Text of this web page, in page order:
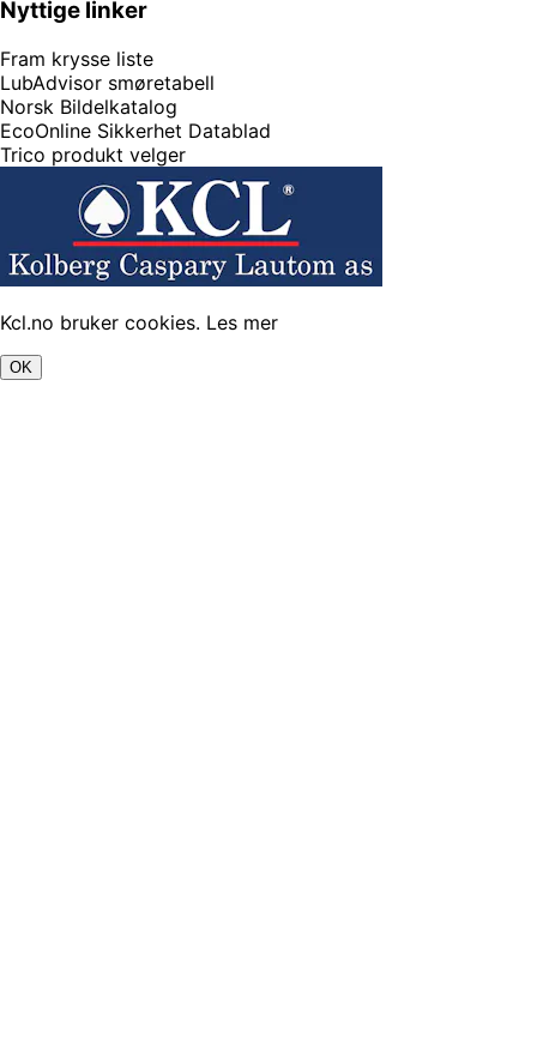
Nyttige linker
Fram krysse liste
LubAdvisor smøretabell
Norsk Bildelkatalog
EcoOnline Sikkerhet Datablad
Trico produkt velger
Kcl.no bruker cookies. Les mer
OK